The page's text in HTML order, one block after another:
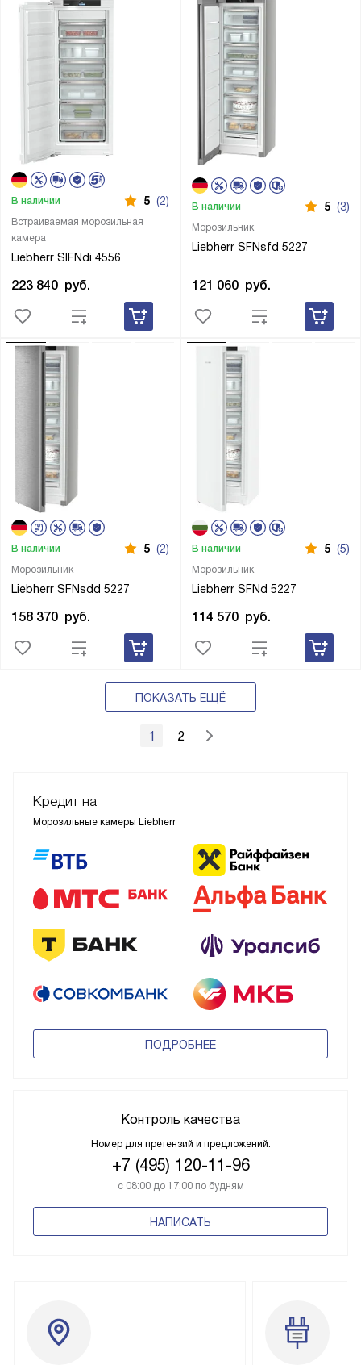
Встраиваемая морозильная
камера
Liebherr SIFNdi 4556
В наличии 5 (2)
223 840 руб.
Морозильник
Liebherr SFNsfd 5227
В наличии 5 (3)
121 060 руб.
Морозильник
Liebherr SFNsdd 5227
В наличии 5 (2)
158 370 руб.
Морозильник
Liebherr SFNd 5227
В наличии 5 (5)
114 570 руб.
ПОКАЗАТЬ ЕЩЁ
1 2
Кредит на
Морозильные камеры Liebherr
ПОДРОБНЕЕ
Контроль качества
Номер для претензий и предложений:
+7 (495) 120-11-96
с 08:00 до 17:00 по будням
НАПИСАТЬ